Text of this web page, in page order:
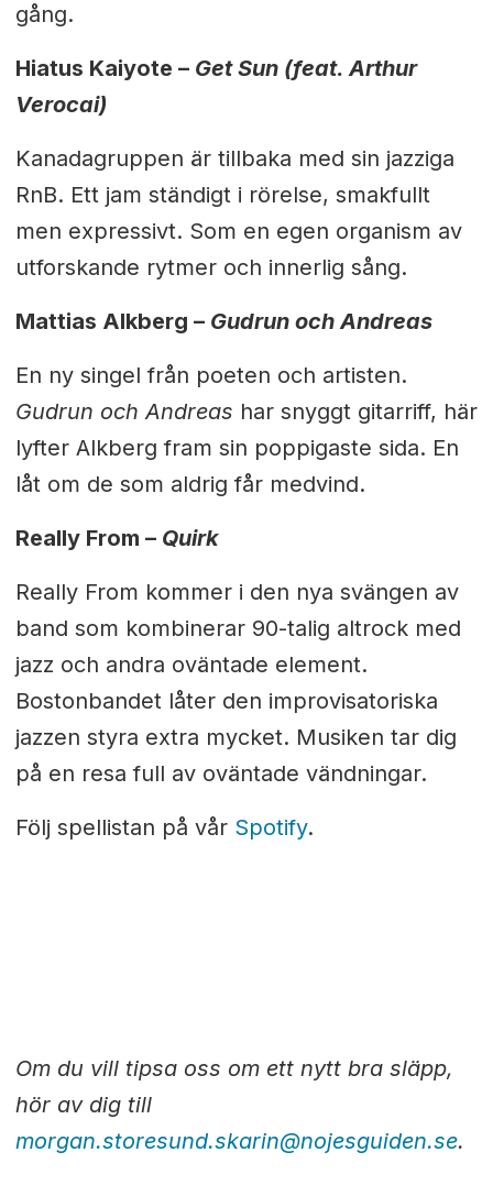
gång.
Hiatus Kaiyote – Get Sun (feat. Arthur
Verocai)
Kanadagruppen är tillbaka med sin jazziga
RnB. Ett jam ständigt i rörelse, smakfullt
men expressivt. Som en egen organism av
utforskande rytmer och innerlig sång.
Mattias Alkberg – Gudrun och Andreas
En ny singel från poeten och artisten.
Gudrun och Andreas har snyggt gitarriff, här
lyfter Alkberg fram sin poppigaste sida. En
låt om de som aldrig får medvind.
Really From – Quirk
Really From kommer i den nya svängen av
band som kombinerar 90-talig altrock med
jazz och andra oväntade element.
Bostonbandet låter den improvisatoriska
jazzen styra extra mycket. Musiken tar dig
på en resa full av oväntade vändningar.
Följ spellistan på vår Spotify.
Om du vill tipsa oss om ett nytt bra släpp,
hör av dig till
morgan.storesund.skarin@nojesguiden.se.